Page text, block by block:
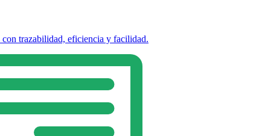
trazabilidad, eficiencia y facilidad.